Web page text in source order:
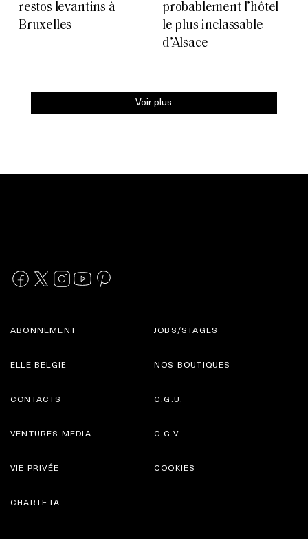
restos levantins à
Bruxelles
probablement l’hôtel
le plus inclassable
d’Alsace
Voir plus
ABONNEMENT
ELLE BELGIË
JOBS/STAGES
NOS BOUTIQUES
CONTACTS
VENTURES MEDIA
C.G.U.
C.G.V.
VIE PRIVÉE
CHARTE IA
COOKIES